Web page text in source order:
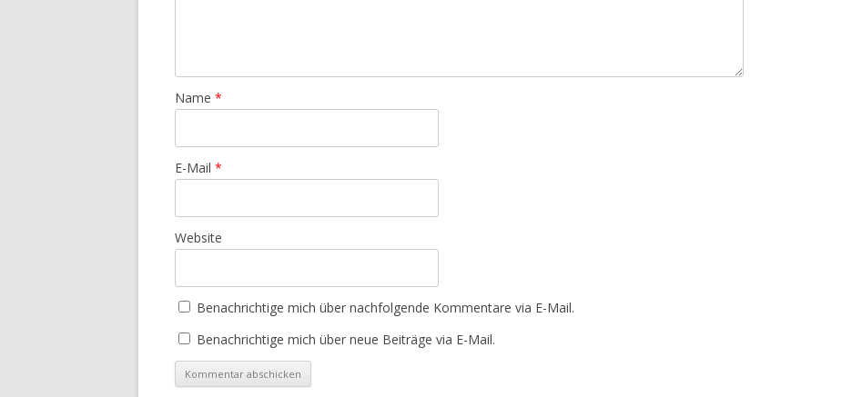
Name *
E-Mail *
Website
Benachrichtige mich über nachfolgende Kommentare via E-Mail.
Benachrichtige mich über neue Beiträge via E-Mail.